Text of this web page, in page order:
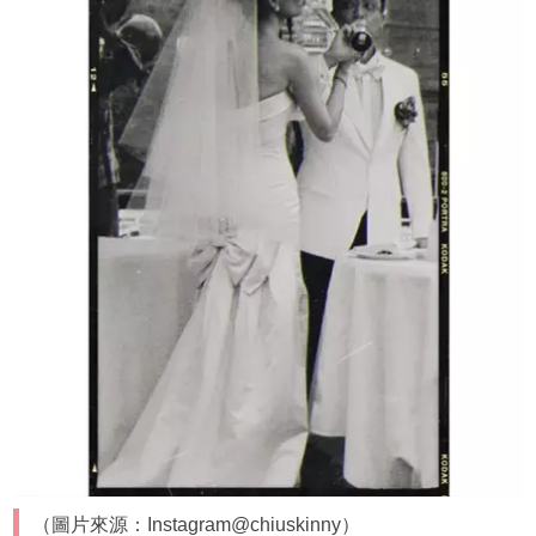
（圖片來源：Instagram@chiuskinny）